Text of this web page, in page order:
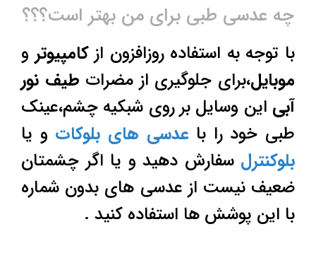
چه عدسی طبی برای من بهتر است؟؟؟
با توجه به استفاده روزافزون ازکامپیوتر و
موبایل،برای جلوگیری از مضرات طیف نور
آبی این وسایل بر روی شبکیه چشم،عینک
طبی خود را باعدسی های بلوکات و یا
بلوکنترل سفارش دهید و یا اگر چشمتان
ضعیف نیست از عدسی های بدون شماره
با این پوشش ها استفاده کنید .